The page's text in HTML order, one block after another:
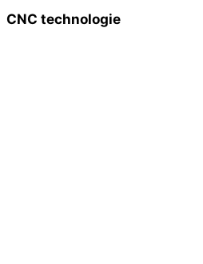
CNC technologie